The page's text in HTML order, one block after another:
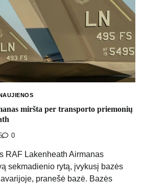
miršta per transporto priemonių
0
RAF Lakenheath Airmanas
sekmadienio rytą, įvykusį bazės
pranešė bazė. Bazės